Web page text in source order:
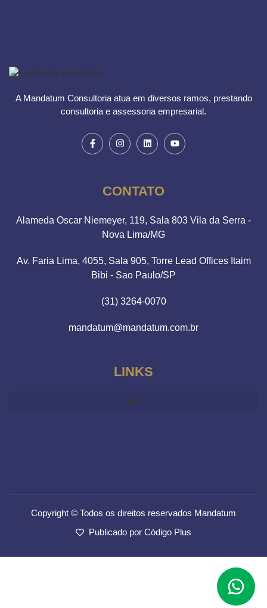
A Mandatum Consultoria atua em diversos ramos, prestando
consultoria e assessoria empresarial.
CONTATO
Alameda Oscar Niemeyer, 119, Sala 803 Vila da Serra -
Nova Lima/MG
Av. Faria Lima, 4055, Sala 905, Torre Lead Offices Itaim
Bibi - Sao Paulo/SP
(31) 3264-0070
mandatum@mandatum.com.br
LINKS
Copyright © Todos os direitos reservados Mandatum
Publicado por Código Plus